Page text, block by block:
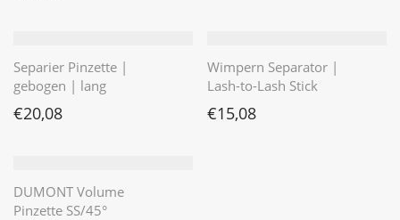
Separier Pinzette |
gebogen | lang
€20,08
Wimpern Separator |
Lash-to-Lash Stick
€15,08
DUMONT Volume
Pinzette SS/45°